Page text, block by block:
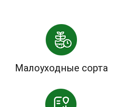
Малоуходные сорта